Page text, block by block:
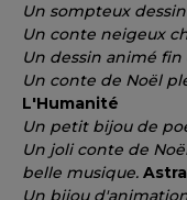
Un sompteux
Un conte neigeux
Un dessin animé
Un conte de Noël
L'Humanité
Un petit bijou de
Un joli conte de
belle musique.
Un bijou